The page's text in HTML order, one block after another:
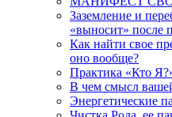
Заземление и
«выносит» после
Как найти свое
оно вообще?
Практика «Кто
В чем смысл
Энергетические